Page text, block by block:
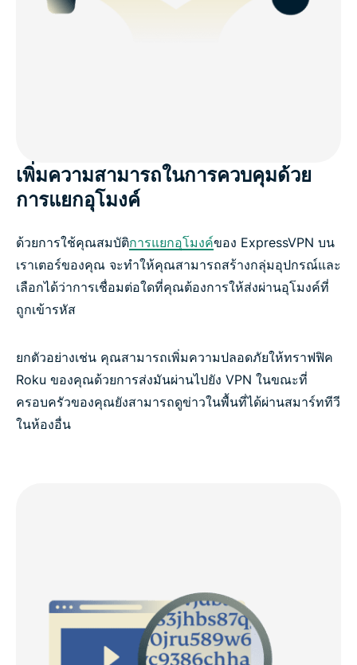
เพิ่มความสามารถในการควบคุมด้วย
การแยกอุโมงค์
ด้วยการใช้คุณสมบัติการแยกอุโมงค์ของ ExpressVPN บน
เราเตอร์ของคุณ จะทำให้คุณสามารถสร้างกลุ่มอุปกรณ์และ
เลือกได้ว่าการเชื่อมต่อใดที่คุณต้องการให้ส่งผ่านอุโมงค์ที่
ถูกเข้ารหัส
ยกตัวอย่างเช่น คุณสามารถเพิ่มความปลอดภัยให้ทราฟฟิค
Roku ของคุณด้วยการส่งมันผ่านไปยัง VPN ในขณะที่
ครอบครัวของคุณยังสามารถดูข่าวในพื้นที่ได้ผ่านสมาร์ททีวี
ในห้องอื่น